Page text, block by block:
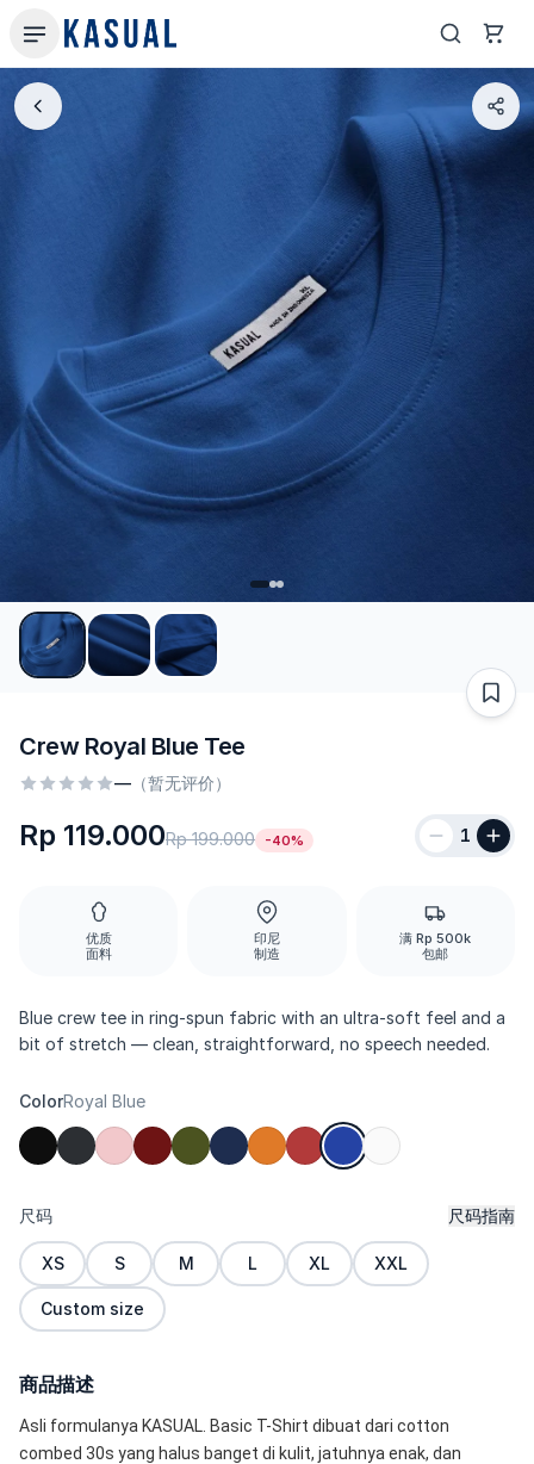
Crew Royal Blue Tee
— （暂无评价）
Rp 119.000Rp 199.000 -40% 1
优质
面料
印尼
制造
满 Rp 500k
包邮
Blue crew tee in ring-spun fabric with an ultra-soft feel and a
bit of stretch — clean, straightforward, no speech needed.
ColorRoyal Blue
尺码 尺码指南
XS S M L XL XXL
Custom size
商品描述
Asli formulanya KASUAL. Basic T-Shirt dibuat dari cotton
combed 30s yang halus banget di kulit, jatuhnya enak, dan